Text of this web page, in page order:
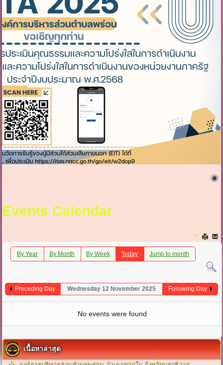
Events Calendar
By Year By Month By Week Today Jump to month
Preceding Day Wednesday 12 November 2025 Following Day
No events were found
เนื้อหาล่าสุด